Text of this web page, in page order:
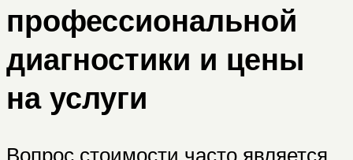
профессиональной
диагностики и цены
на услуги
Вопрос стоимости часто является